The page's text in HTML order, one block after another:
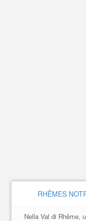
RHÊMES
Nella Val di Rhême,